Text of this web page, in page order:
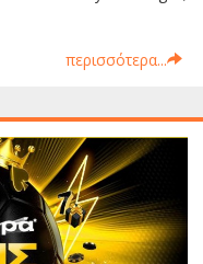
περισσότερα...